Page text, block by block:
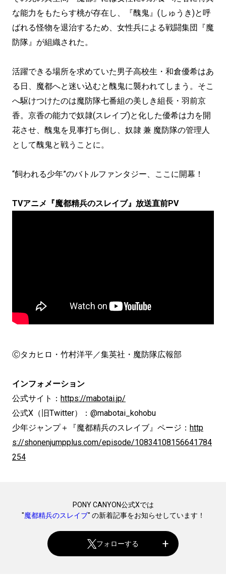
な能力をもたらす桃が存在し、『醜鬼』(しゅうき)と呼
ばれる怪物を退治するため、女性兵による戦闘集団『魔
防隊』が組織された。
活躍できる場所を求めていた男子高校生・和倉優希はあ
る日、魔都へと迷い込むと醜鬼に襲われてしまう。そこ
へ駆けつけたのは魔防隊七番組の美しき組長・羽前京
香。京香の能力で奴隷(スレイブ)と化した優希は力を開
花させ、醜鬼を見事打ち倒し、奴隷 兼 魔防隊の管理人
として醜鬼と戦うことに。
“飼われる少年”のバトルファンタジー、ここに開幕！
TVアニメ『魔都精兵のスレイブ』放送直前PV
Ⓒタカヒロ・竹村洋平／集英社・魔防隊広報部
インフォメーション
公式サイト： https://mabotai.jp/
公式X（旧Twitter）：@mabotai_kohobu
少年ジャンプ＋『魔都精兵のスレイブ』ページ： http
s://shonenjumpplus.com/episode/10834108156641784
254
PONY CANYON公式Xでは
"魔都精兵のスレイブ" の新着記事をお知らせしています！
フォローする